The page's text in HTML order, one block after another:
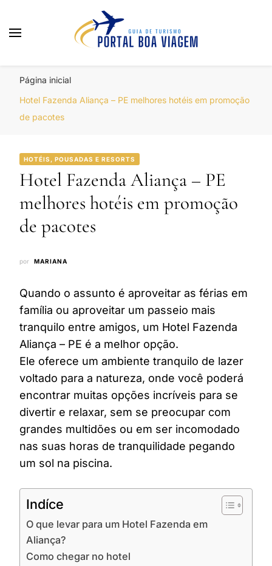
Página inicial
Hotel Fazenda Aliança – PE melhores hotéis em promoção
de pacotes
HOTÉIS, POUSADAS E RESORTS
Hotel Fazenda Aliança – PE
melhores hotéis em promoção
de pacotes
por MARIANA
Quando o assunto é aproveitar as férias em
família ou aproveitar um passeio mais
tranquilo entre amigos, um Hotel Fazenda
Aliança – PE é a melhor opção.
Ele oferece um ambiente tranquilo de lazer
voltado para a natureza, onde você poderá
encontrar muitas opções incríveis para se
divertir e relaxar, sem se preocupar com
grandes multidões ou em ser incomodado
nas suas horas de tranquilidade pegando
um sol na piscina.
Indíce
O que levar para um Hotel Fazenda em
Aliança?
Como chegar no hotel